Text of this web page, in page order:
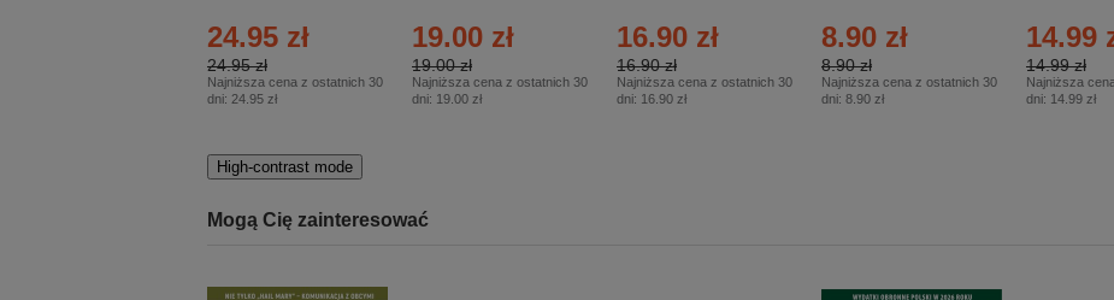
24.95 zł
24.95 zł
Najniższa cena z ostatnich 30
dni: 24.95 zł
– 2/2026
19.00 zł
19.00 zł
Najniższa cena z ostatnich 30
dni: 19.00 zł
16.90 zł
16.90 zł
Najniższa cena z ostatnich 30
dni: 16.90 zł
8.90 zł
8.90 zł
Najniższa cena z ostatnich 30
dni: 8.90 zł
14.99
14.99 zł
Najniższa
dni: 14.99 zł
High-contrast mode
Mogą Cię zainteresować